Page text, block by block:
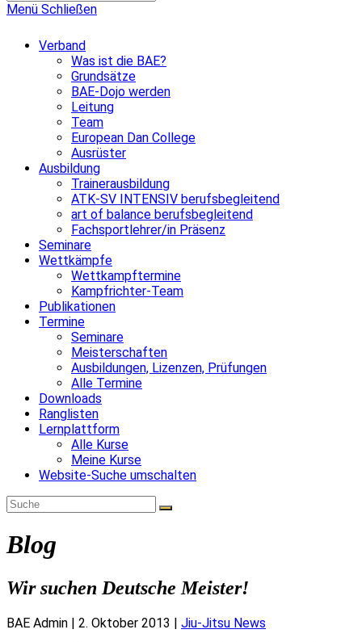
Menü Schließen
Verband
Was ist die BAE?
Grundsätze
BAE-Dojo werden
Leitung
Team
European Dan College
Ausrüster
Ausbildung
Trainerausbildung
ATK-SV INTENSIV berufsbegleitend
art of balance berufsbegleitend
Fachsportlehrer/in Präsenz
Seminare
Wettkämpfe
Wettkampftermine
Kampfrichter-Team
Publikationen
Termine
Seminare
Meisterschaften
Ausbildungen, Lizenzen, Prüfungen
Alle Termine
Downloads
Ranglisten
Lernplattform
Alle Kurse
Meine Kurse
Website-Suche umschalten
Blog
Wir suchen Deutsche Meister!
BAE Admin | 2. Oktober 2013 | Jiu-Jitsu News